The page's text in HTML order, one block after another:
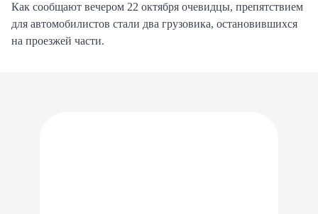
Как сообщают вечером 22 октября очевидцы, препятствием
для автомобилистов стали два грузовика, остановившихся
на проезжей части.